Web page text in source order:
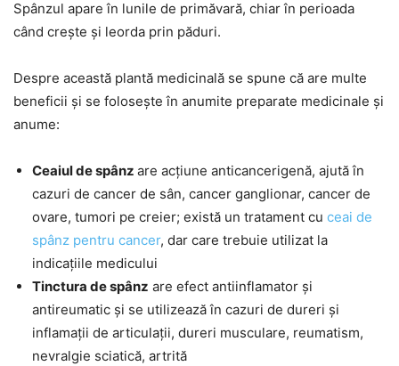
Spânzul apare în lunile de primăvară, chiar în perioada
când crește și leorda prin păduri.
Despre această plantă medicinală se spune că are multe
beneficii și se folosește în anumite preparate medicinale și
anume:
Ceaiul de spânz are acțiune anticancerigenă, ajută în
cazuri de cancer de sân, cancer ganglionar, cancer de
ovare, tumori pe creier; există un tratament cu ceai de
spânz pentru cancer, dar care trebuie utilizat la
indicațiile medicului
Tinctura de spânz are efect antiinflamator și
antireumatic și se utilizează în cazuri de dureri și
inflamații de articulații, dureri musculare, reumatism,
nevralgie sciatică, artrită